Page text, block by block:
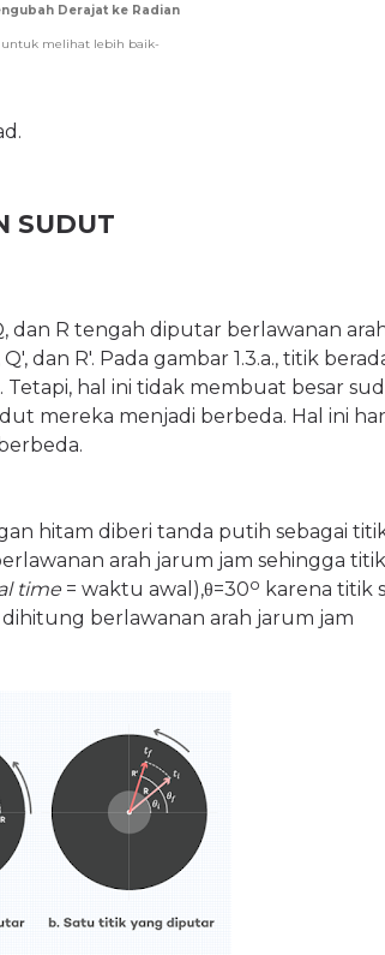
Derajat ke Radian
melihat lebih baik-
SUDUT
dan R tengah diputar berlawanan
dan R'. Pada gambar 1.3.a., titik
hal ini tidak membuat besar
mereka menjadi berbeda. Hal ini
hitam diberi tanda putih sebagai
arah jarum jam sehingga titik
time = waktu awal),θ=30o karena titik
berlawanan arah jarum jam